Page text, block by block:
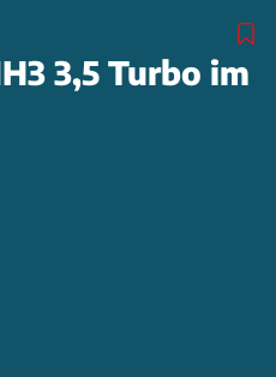
3,5 Turbo im